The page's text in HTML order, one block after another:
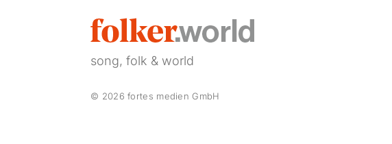
song, folk & world
© 2026 fortes medien GmbH